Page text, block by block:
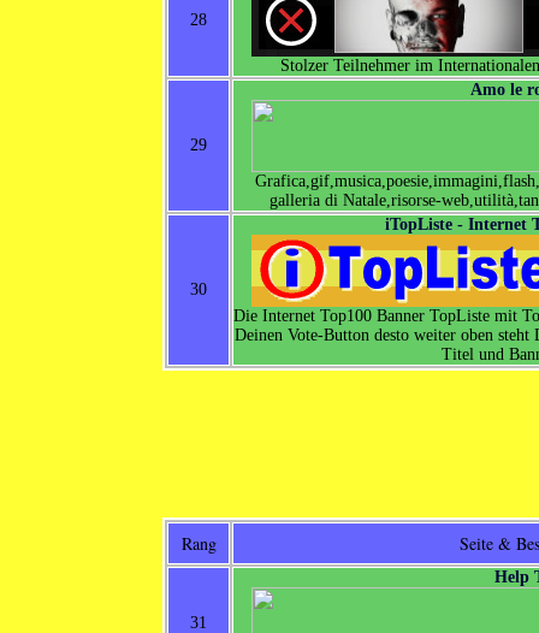
28
Stolzer Teilnehmer im
29
Amo le
galleria di Natale,risorse-
30
iTopListe - Internet
Die Internet Top100 Banner TopListe mit
Deinen Vote-Button desto weiter oben
Titel und
Rang Seite &
31
Help